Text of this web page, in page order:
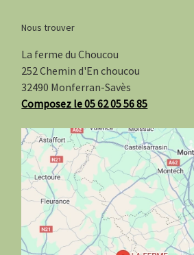
Nous trouver
La ferme du Choucou
252 Chemin d'En choucou
32490 Monferran-Savès
Composez le 05 62 05 56 85